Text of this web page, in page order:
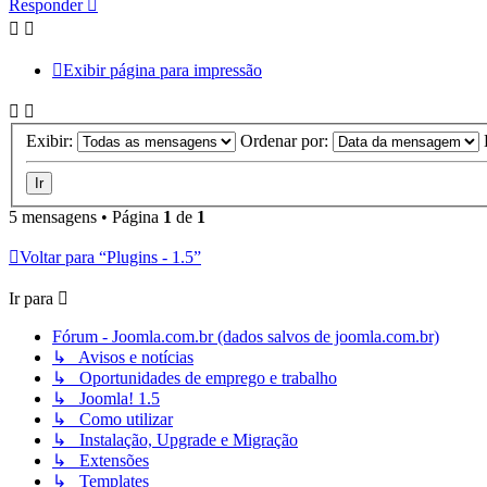
topo
Responder
Exibir página para impressão
Exibir: Ordenar por:
5 mensagens • Página 1 de 1
Voltar para “Plugins - 1.5”
Ir para
Fórum - Joomla.com.br (dados salvos de joomla.com.br)
↳ Avisos e notícias
↳ Oportunidades de emprego e trabalho
↳ Joomla! 1.5
↳ Como utilizar
↳ Instalação, Upgrade e Migração
↳ Extensões
↳ Templates